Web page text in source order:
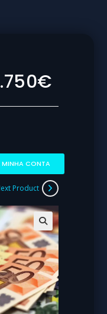
MINHA CONTA
Product